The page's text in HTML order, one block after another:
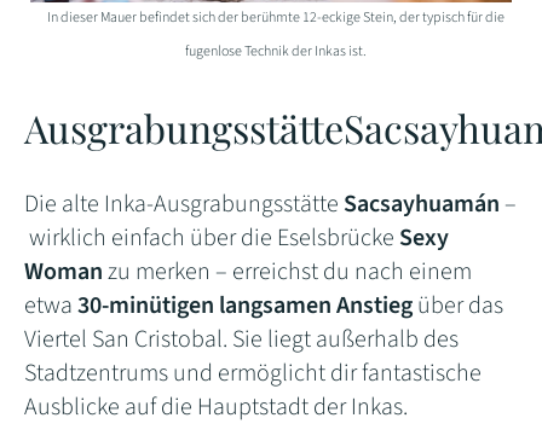
In dieser Mauer befindet sich der berühmte 12-eckige Stein, der typisch für die
fugenlose Technik der Inkas ist.
Ausgrabungsstätte
Die alte Inka-Ausgrabungsstätte Sacsayhuamán –
wirklich einfach über die Eselsbrücke Sexy
Womanzu merken – erreichst du nach einem
etwa30-minütigen langsamen Anstiegüber das
Viertel San Cristobal. Sie liegt außerhalb des
Stadtzentrums und ermöglicht dir fantastische
Ausblicke auf die Hauptstadt der Inkas.